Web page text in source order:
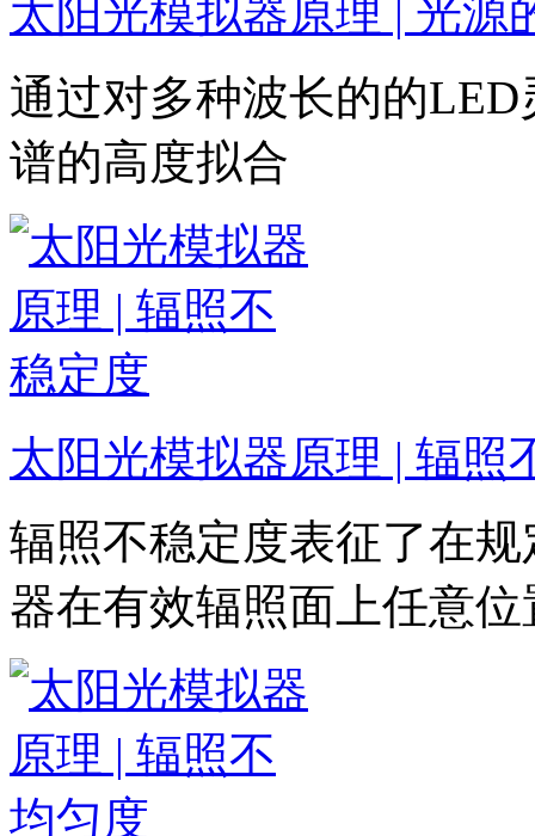
太阳光模拟器原理 | 光源
通过对多种波长的的
谱的高度拟合
太阳光模拟器原理 | 辐照
辐照不稳定度表征了在
器在有效辐照面上任意